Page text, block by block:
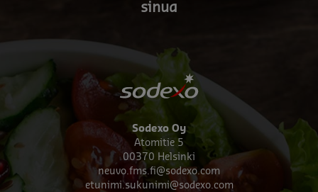
sinua
Sodexo Oy
Atomitie 5
00370 Helsinki
neuvo.fms.fi@sodexo.com
etunimi.sukunimi@sodexo.com